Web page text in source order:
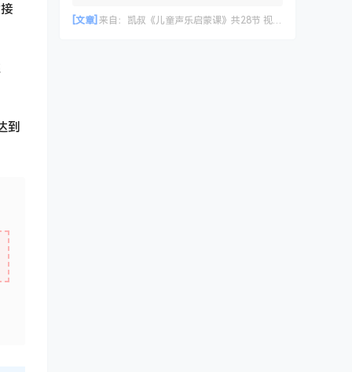
到
[文章] 来自： 凯叔《儿童声乐启蒙课》共28节 视频课程